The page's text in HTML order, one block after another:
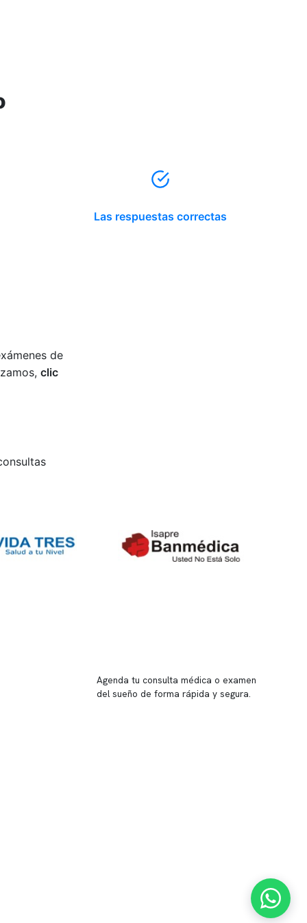
Las respuestas correctas
de
clic
Agenda tu consulta médica o examen
del sueño de forma rápida y segura.